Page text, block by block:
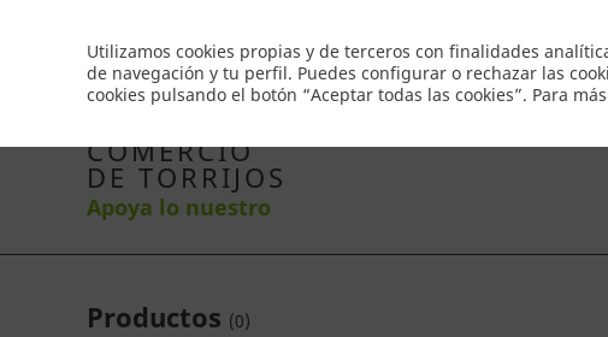
Utilizamos cookies propias y de terceros con finalidades
de navegación y tu perfil. Puedes configurar o rechazar las
cookies pulsando el botón “Aceptar todas las cookies”. Para
Inicio Productos Comercios Ofertas Contacto
COMERCIO
DE TORRIJOS
Apoya lo nuestro
Productos (0)